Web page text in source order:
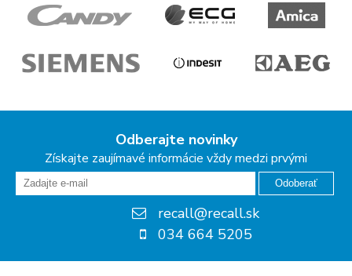
Odberajte novinky
Získajte zaujímavé informácie vždy medzi prvými
Odoberať
recall@recall.sk
034 664 5205